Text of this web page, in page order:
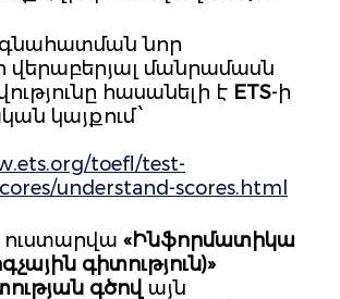
գնահատման նոր
վերաբերյալ մանրամասն
հասանելի է ETS-ի
կայքում ՝
toefl/test-
understand-scores.html
ուստարվա «Ինֆորմատիկա
գիտություն)»
գծով այն